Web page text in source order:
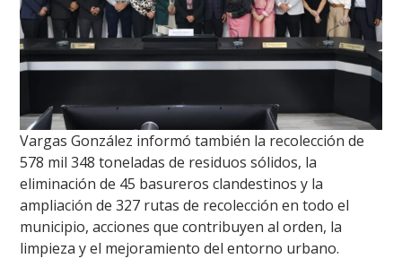
Vargas González informó también la recolección de
578 mil 348 toneladas de residuos sólidos, la
eliminación de 45 basureros clandestinos y la
ampliación de 327 rutas de recolección en todo el
municipio, acciones que contribuyen al orden, la
limpieza y el mejoramiento del entorno urbano.